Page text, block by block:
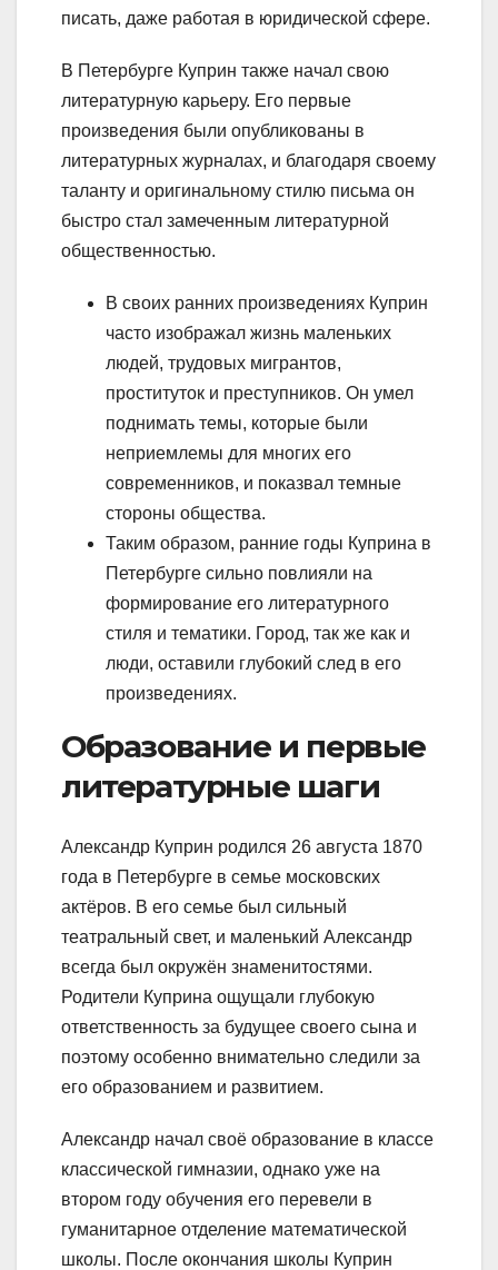
писать, даже работая в юридической сфере.
В Петербурге Куприн также начал свою
литературную карьеру. Его первые
произведения были опубликованы в
литературных журналах, и благодаря своему
таланту и оригинальному стилю письма он
быстро стал замеченным литературной
общественностью.
В своих ранних произведениях Куприн
часто изображал жизнь маленьких
людей, трудовых мигрантов,
проституток и преступников. Он умел
поднимать темы, которые были
неприемлемы для многих его
современников, и показвал темные
стороны общества.
Таким образом, ранние годы Куприна в
Петербурге сильно повлияли на
формирование его литературного
стиля и тематики. Город, так же как и
люди, оставили глубокий след в его
произведениях.
Образование и первые
литературные шаги
Александр Куприн родился 26 августа 1870
года в Петербурге в семье московских
актёров. В его семье был сильный
театральный свет, и маленький Александр
всегда был окружён знаменитостями.
Родители Куприна ощущали глубокую
ответственность за будущее своего сына и
поэтому особенно внимательно следили за
его образованием и развитием.
Александр начал своё образование в классе
классической гимназии, однако уже на
втором году обучения его перевели в
гуманитарное отделение математической
школы. После окончания школы Куприн